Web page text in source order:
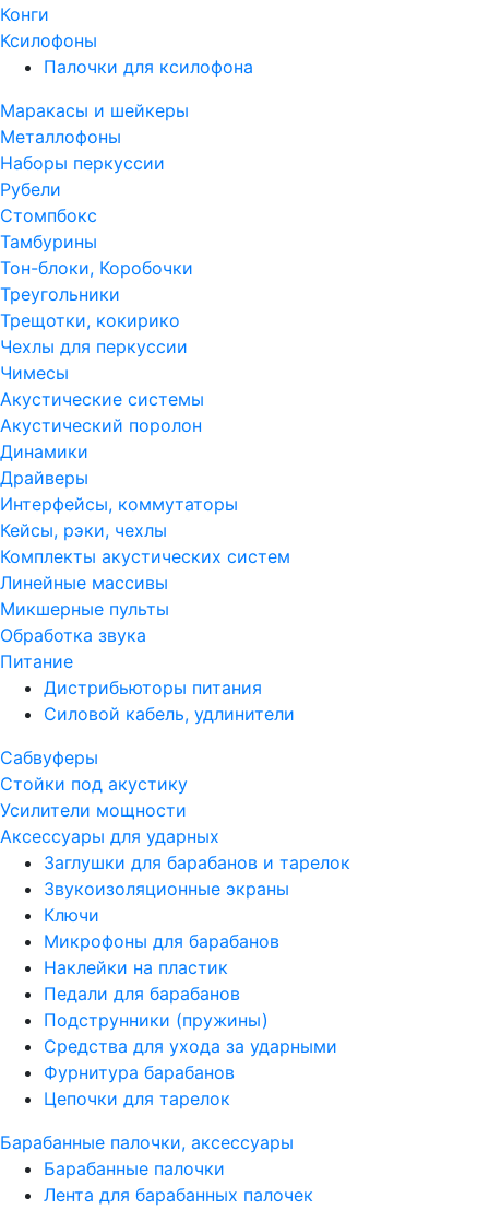
Конги
Ксилофоны
Палочки для ксилофона
Маракасы и шейкеры
Металлофоны
Наборы перкуссии
Рубели
Стомпбокс
Тамбурины
Тон-блоки, Коробочки
Треугольники
Трещотки, кокирико
Чехлы для перкуссии
Чимесы
Акустические системы
Акустический поролон
Динамики
Драйверы
Интерфейсы, коммутаторы
Кейсы, рэки, чехлы
Комплекты акустических систем
Линейные массивы
Микшерные пульты
Обработка звука
Питание
Дистрибьюторы питания
Силовой кабель, удлинители
Сабвуферы
Стойки под акустику
Усилители мощности
Аксессуары для ударных
Заглушки для барабанов и тарелок
Звукоизоляционные экраны
Ключи
Микрофоны для барабанов
Наклейки на пластик
Педали для барабанов
Подструнники (пружины)
Средства для ухода за ударными
Фурнитура барабанов
Цепочки для тарелок
Барабанные палочки, аксессуары
Барабанные палочки
Лента для барабанных палочек